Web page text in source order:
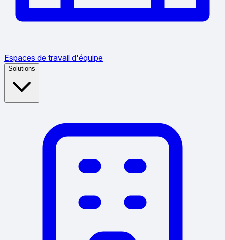
Espaces de travail d'équipe
Solutions